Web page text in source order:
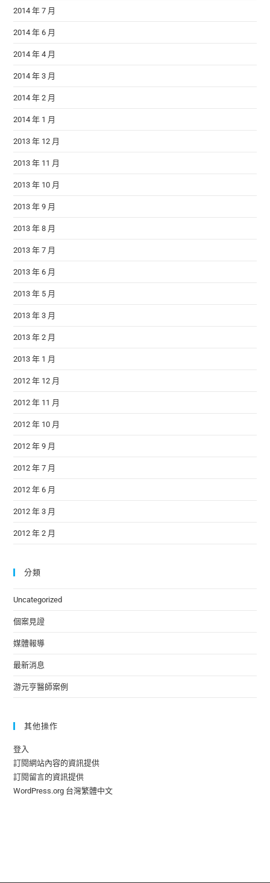
2014 年 7 月
2014 年 6 月
2014 年 4 月
2014 年 3 月
2014 年 2 月
2014 年 1 月
2013 年 12 月
2013 年 11 月
2013 年 10 月
2013 年 9 月
2013 年 8 月
2013 年 7 月
2013 年 6 月
2013 年 5 月
2013 年 3 月
2013 年 2 月
2013 年 1 月
2012 年 12 月
2012 年 11 月
2012 年 10 月
2012 年 9 月
2012 年 7 月
2012 年 6 月
2012 年 3 月
2012 年 2 月
分類
Uncategorized
個案見證
媒體報導
最新消息
游元亨醫師案例
其他操作
登入
訂閱網站內容的資訊提供
訂閱留言的資訊提供
WordPress.org 台灣繁體中文